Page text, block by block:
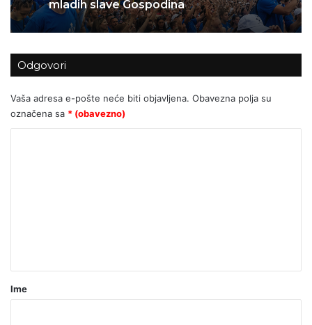
(VIDEO) Ovo je Hrvatska! Nadnaravne
mladih slave Gospodina
Bihać – 1995.
Odgovori
Vaša adresa e-pošte neće biti objavljena. Obavezna polja su
označena sa * (obavezno)
r
Ime